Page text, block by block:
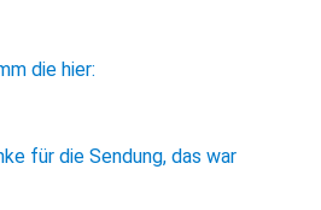
die hier:
für die Sendung, das war